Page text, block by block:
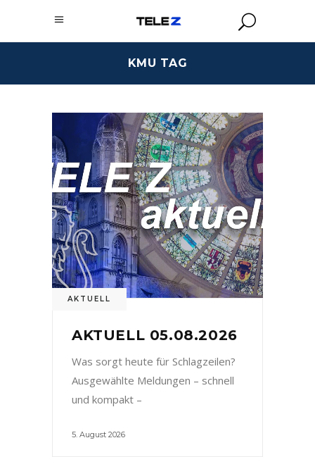
KMU TAG
AKTUELL
AKTUELL 05.08.2026
Was sorgt heute für Schlagzeilen?
Ausgewählte Meldungen – schnell
und kompakt –
5. August 2026